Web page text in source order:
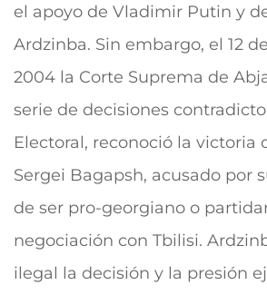
el apoyo de Vladimir Putin y
Ardzinba. Sin embargo, el 12
2004 la Corte Suprema de
serie de decisiones
Electoral, reconoció la victoria
Sergei Bagapsh, acusado por
de ser pro-georgiano o
negociación con Tbilisi.
ilegal la decisión y la presión